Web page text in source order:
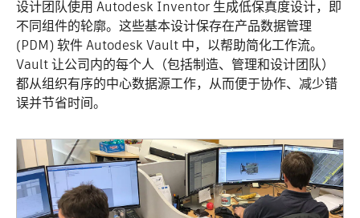
设计团队使用 Autodesk Inventor 生成低保真度设计，即
不同组件的轮廓。这些基本设计保存在产品数据管理
(PDM) 软件 Autodesk Vault 中，以帮助简化工作流。
Vault 让公司内的每个人（包括制造、管理和设计团队）
都从组织有序的中心数据源工作，从而便于协作、减少错
误并节省时间。